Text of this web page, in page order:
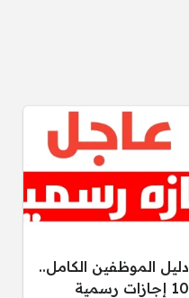
دليل الموظفين الكامل..
10 إجازات رسمية